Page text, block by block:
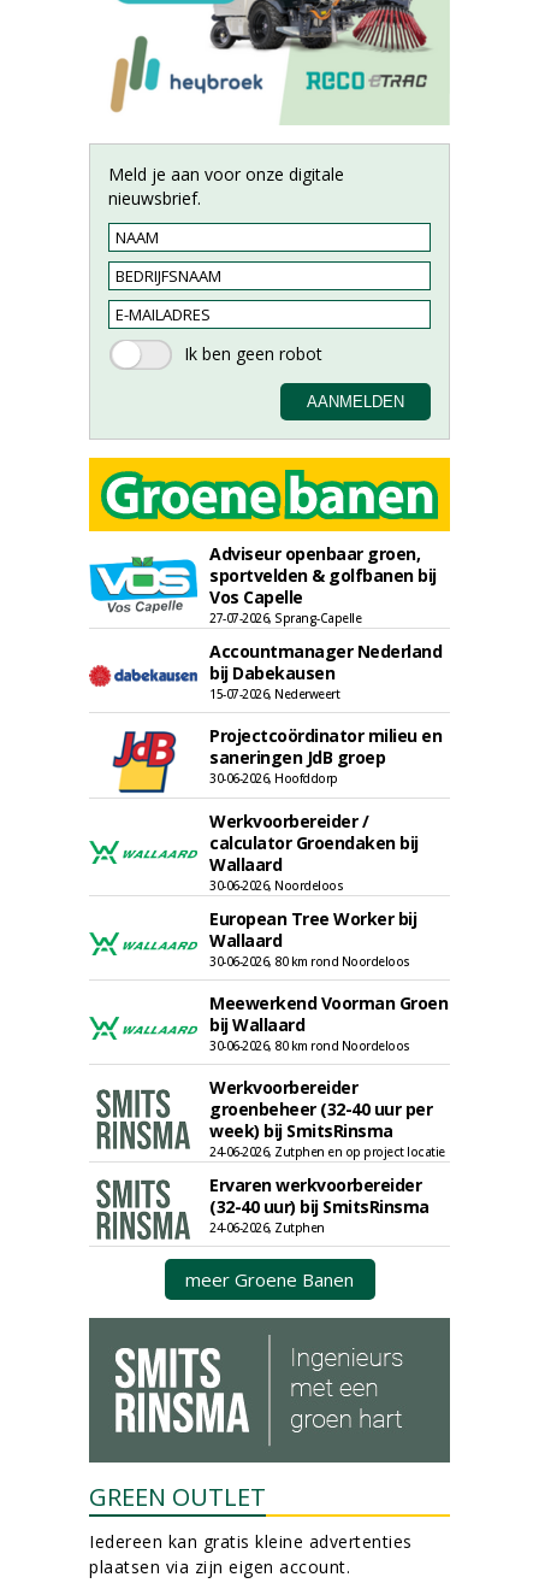
Meld je aan voor onze digitale
nieuwsbrief.
Adviseur openbaar groen,
sportvelden & golfbanen bij
Vos Capelle
27-07-2026, Sprang-Capelle
Accountmanager Nederland
bij Dabekausen
15-07-2026, Nederweert
Projectcoördinator milieu en
saneringen JdB groep
30-06-2026, Hoofddorp
Werkvoorbereider /
calculator Groendaken bij
Wallaard
30-06-2026, Noordeloos
European Tree Worker bij
Wallaard
30-06-2026, 80 km rond Noordeloos
Meewerkend Voorman Groen
bij Wallaard
30-06-2026, 80 km rond Noordeloos
Werkvoorbereider
groenbeheer (32-40 uur per
week) bij SmitsRinsma
24-06-2026, Zutphen en op project locatie
Ervaren werkvoorbereider
(32-40 uur) bij SmitsRinsma
24-06-2026, Zutphen
meer Groene Banen
GREEN OUTLET
Iedereen kan gratis kleine advertenties
plaatsen via zijn eigen account.